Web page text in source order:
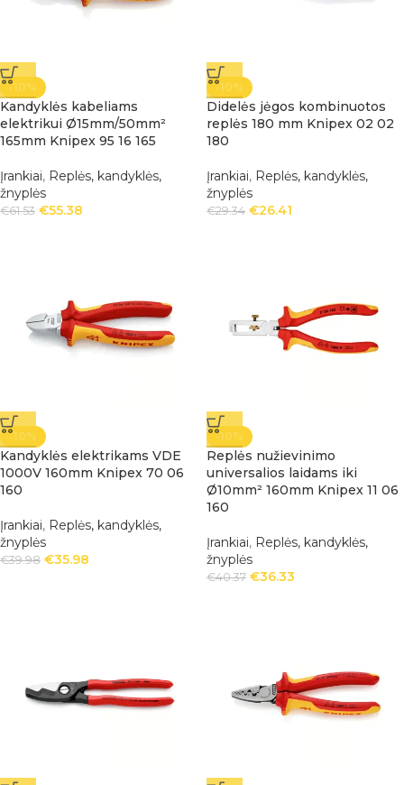
-10%
Kandyklės kabeliams
elektrikui Ø15mm/50mm²
165mm Knipex 95 16 165
Įrankiai, Replės, kandyklės,
žnyplės
€61.53 €55.38
-10%
Didelės jėgos kombinuotos
replės 180 mm Knipex 02 02
180
Įrankiai, Replės, kandyklės,
žnyplės
€29.34 €26.41
-10%
Kandyklės elektrikams VDE
1000V 160mm Knipex 70 06
160
Įrankiai, Replės, kandyklės,
žnyplės
€39.98 €35.98
-10%
Replės nužievinimo
universalios laidams iki
Ø10mm² 160mm Knipex 11 06
160
Įrankiai, Replės, kandyklės,
žnyplės
€40.37 €36.33